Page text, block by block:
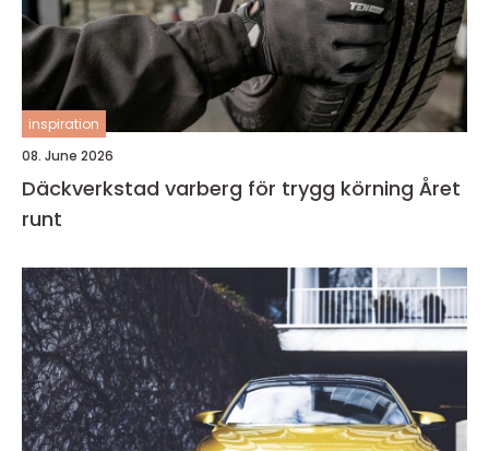
inspiration
08. June 2026
Däckverkstad varberg för trygg körning Året
runt